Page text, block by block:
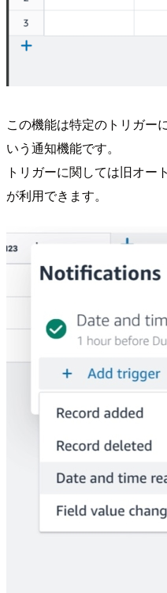
この機能は特定のトリガー
いう通知機能です。
トリガーに関しては旧オー
が利用できます。